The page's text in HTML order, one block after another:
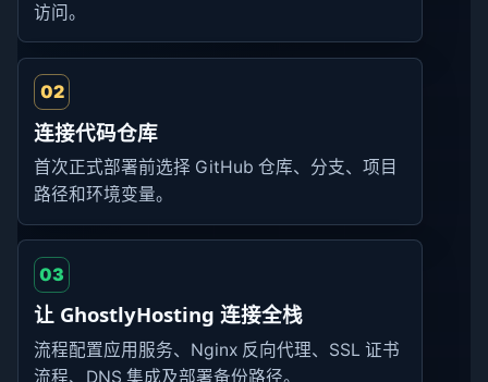
访问。
02
连接代码仓库
首次正式部署前选择 GitHub 仓库、分支、项目
路径和环境变量。
03
让 GhostlyHosting 连接全栈
流程配置应用服务、Nginx 反向代理、SSL 证书
流程、DNS 集成及部署备份路径。